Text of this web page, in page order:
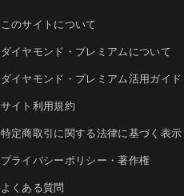
このサイトについて
ダイヤモンド・プレミアムについて
ダイヤモンド・プレミアム活用ガイド
サイト利用規約
特定商取引に関する法律に基づく表示
プライバシーポリシー・著作権
よくある質問